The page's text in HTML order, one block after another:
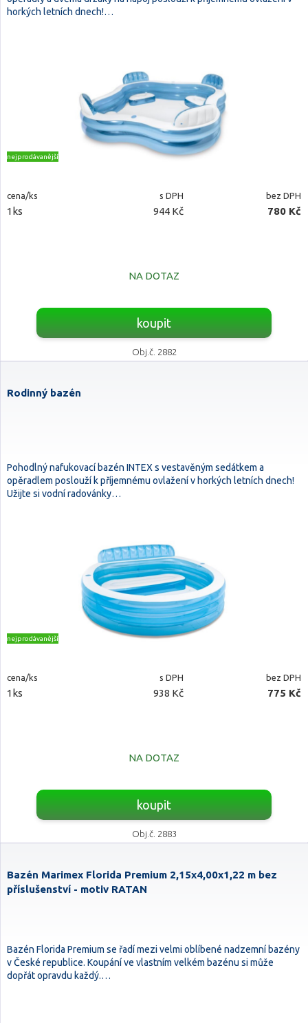
horkých letních dnech!…
nejprodávanější
cena/ks s DPH bez DPH
1ks 944 Kč 780 Kč
NA DOTAZ
koupit
Obj.č. 2882
Rodinný bazén
Pohodlný nafukovací bazén INTEX s vestavěným sedátkem a
opěradlem poslouží k příjemnému ovlažení v horkých letních dnech!
Užijte si vodní radovánky…
nejprodávanější
cena/ks s DPH bez DPH
1ks 938 Kč 775 Kč
NA DOTAZ
koupit
Obj.č. 2883
Bazén Marimex Florida Premium 2,15x4,00x1,22 m bez
příslušenství - motiv RATAN
Bazén Florida Premium se řadí mezi velmi oblíbené nadzemní bazény
v České republice. Koupání ve vlastním velkém bazénu si může
dopřát opravdu každý.…